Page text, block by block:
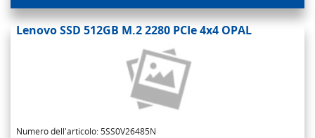
Lenovo SSD 512GB M.2 2280 PCIe 4x4 OPAL
Numero dell'articolo: 5SS0V26485N